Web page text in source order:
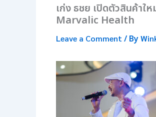
เก่ง ธชย เปิดตัวสินค้
Marvalic Health
Leave a Comment / By